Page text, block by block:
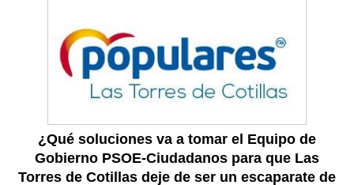
¿Qué soluciones va a tomar el Equipo de
Gobierno PSOE-Ciudadanos para que Las
Torres de Cotillas deje de ser un escaparate de